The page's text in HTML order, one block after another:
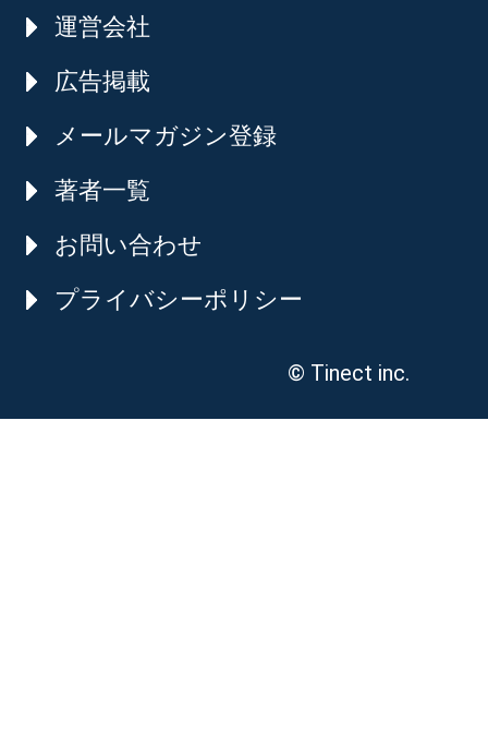
運営会社
広告掲載
メールマガジン登録
著者一覧
お問い合わせ
プライバシーポリシー
© Tinect inc.